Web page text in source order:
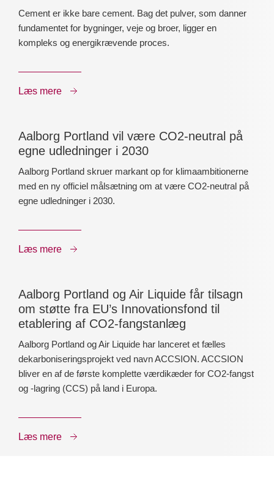
Cement er ikke bare cement. Bag det pulver, som danner
fundamentet for bygninger, veje og broer, ligger en
kompleks og energikrævende proces.
Læs mere
Aalborg Portland vil være CO2-neutral på
egne udledninger i 2030
Aalborg Portland skruer markant op for klimaambitionerne
med en ny officiel målsætning om at være CO2-neutral på
egne udledninger i 2030.
Læs mere
Aalborg Portland og Air Liquide får tilsagn
om støtte fra EU’s Innovationsfond til
etablering af CO2-fangstanlæg
Aalborg Portland og Air Liquide har lanceret et fælles
dekarboniseringsprojekt ved navn ACCSION. ACCSION
bliver en af de første komplette værdikæder for CO2-fangst
og -lagring (CCS) på land i Europa.
Læs mere